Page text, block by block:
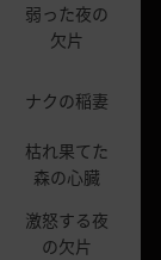
弱った夜の
欠片
ナクの稲妻
枯れ果てた
森の心臓
激怒する夜
の欠片